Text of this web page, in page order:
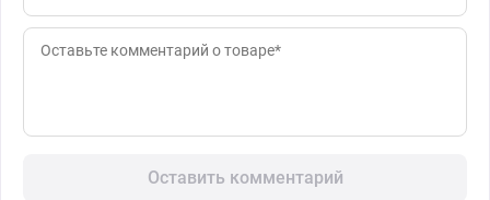
Оставить комментарий